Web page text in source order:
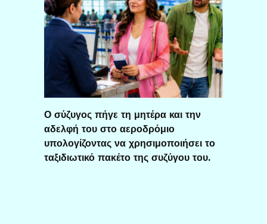
Ο σύζυγος πήγε τη μητέρα και την
αδελφή του στο αεροδρόμιο
υπολογίζοντας να χρησιμοποιήσει το
ταξιδιωτικό πακέτο της συζύγου του.